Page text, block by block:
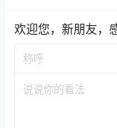
欢迎您，新朋友，